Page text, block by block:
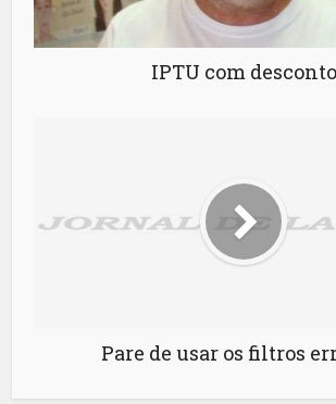
IPTU com desconto
Pare de usar os filtros